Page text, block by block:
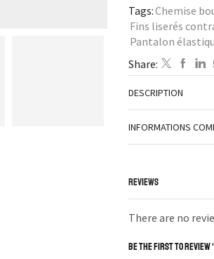
Tags:Chemise
Fins liserés
Pantalon
Share:
DESCRIPTION
INFORMATIONS
REVIEWS
There are no
BE THE FIRST TO REVIEW